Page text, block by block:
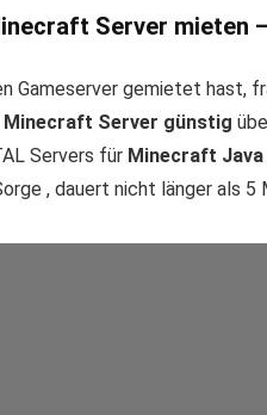
Server mieten
Gameserver gemietet hast,
Minecraft Server günstig
Servers für Minecraft Java
, dauert nicht länger als 5